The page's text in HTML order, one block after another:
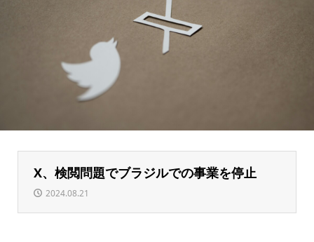
X、検閲問題でブラジルでの事業を停止
2024.08.21